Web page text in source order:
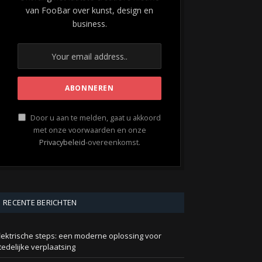
van FooBar over kunst, design en
business.
Door u aan te melden, gaat u akkoord
met onze voorwaarden en onze
Privacybeleid-overeenkomst.
RECENTE BERICHTEN
steps: een moderne oplossing voor
verplaatsing